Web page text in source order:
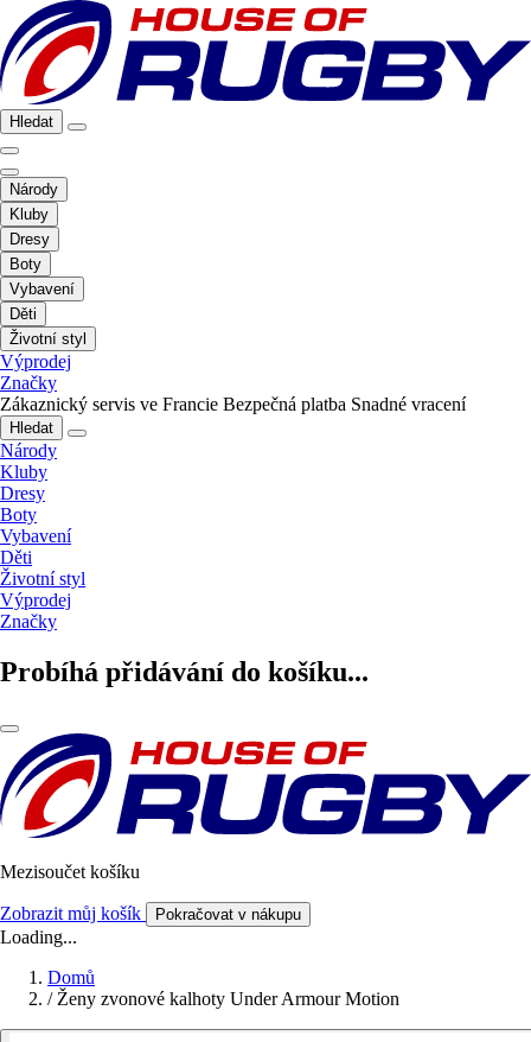
Hledat
Národy
Kluby
Dresy
Boty
Vybavení
Děti
Životní styl
Výprodej
Značky
Zákaznický servis ve Francie Bezpečná platba Snadné vracení
Hledat
Národy
Kluby
Dresy
Boty
Vybavení
Děti
Životní styl
Výprodej
Značky
Probíhá přidávání do košíku...
Mezisoučet košíku
Zobrazit můj košík Pokračovat v nákupu
Loading...
Domů
/ Ženy zvonové kalhoty Under Armour Motion